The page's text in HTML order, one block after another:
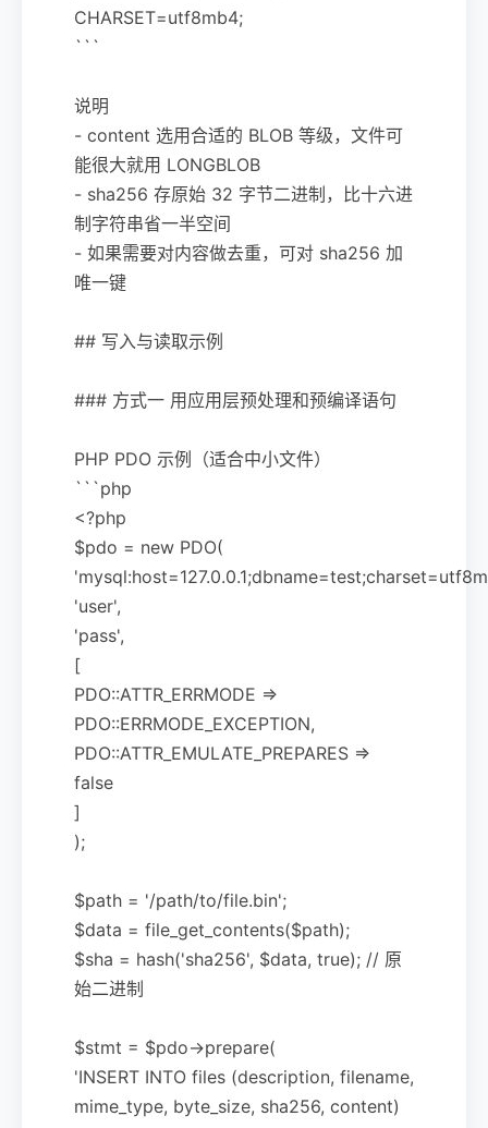
CHARSET=utf8mb4;
```
说明
- content 选用合适的 BLOB 等级，文件可
能很大就用 LONGBLOB
- sha256 存原始 32 字节二进制，比十六进
制字符串省一半空间
- 如果需要对内容做去重，可对 sha256 加
唯一键
## 写入与读取示例
### 方式一 用应用层预处理和预编译语句
PHP PDO 示例（适合中小文件）
```php
<?php
$pdo = new PDO(
'user',
'pass',
[
PDO::ATTR_ERRMODE =>
PDO::ERRMODE_EXCEPTION,
PDO::ATTR_EMULATE_PREPARES =>
false
]
);
$path = '/path/to/file.bin';
$data = file_get_contents($path);
$sha = hash('sha256', $data, true); // 原
始二进制
$stmt = $pdo->prepare(
'INSERT INTO files (description, filename,
mime_type, byte_size, sha256, content)